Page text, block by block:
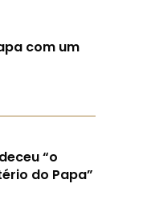
com um
“o
do Papa”